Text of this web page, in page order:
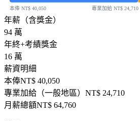
本俸 NT$ 40,050 專業加給 NT$ 24,710
年薪（含獎金）
94 萬
年終+考績獎金
16 萬
薪資明細
本俸NT$ 40,050
專業加給（一般地區） NT$ 24,710
月薪總額NT$ 64,760